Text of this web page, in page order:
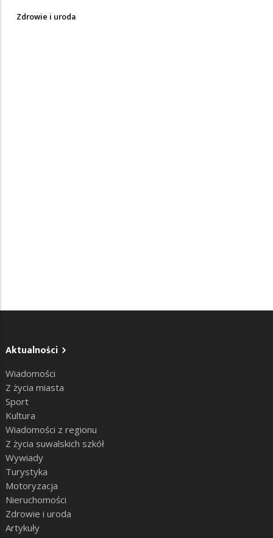
Zdrowie i uroda
Aktualności
Wiadomości
Z życia miasta
Sport
Kultura
Wiadomości z regionu
Z życia suwalskich szkół
Wywiady
Turystyka
Motoryzacja
Nieruchomości
Zdrowie i uroda
Artykuły